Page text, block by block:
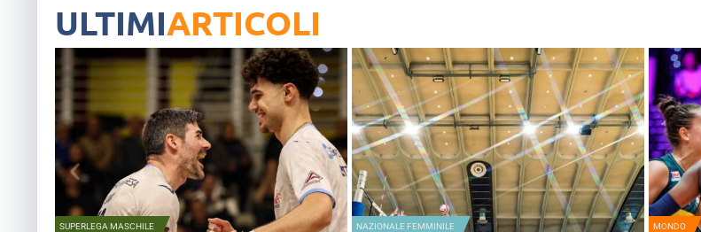
ULTIMIARTICOLI
SUPERLEGA MASCHILE NAZIONALE FEMMINILE MONDO